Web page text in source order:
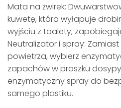
Mata na żwirek:
kuwetę, która wyłapuje
wyjściu z toalety,
Neutralizator i spray:
powietrza, wybierz
zapachów w proszku
enzymatyczny spray do
samego plastiku.